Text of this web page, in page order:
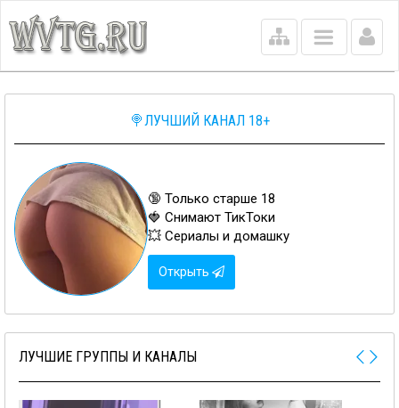
Main
menu
🍭ЛУЧШИЙ КАНАЛ 18+
🔞 Только старше 18
🍓 Снимают ТикТоки
💥 Сериалы и домашку
Открыть
ЛУЧШИЕ ГРУППЫ И КАНАЛЫ